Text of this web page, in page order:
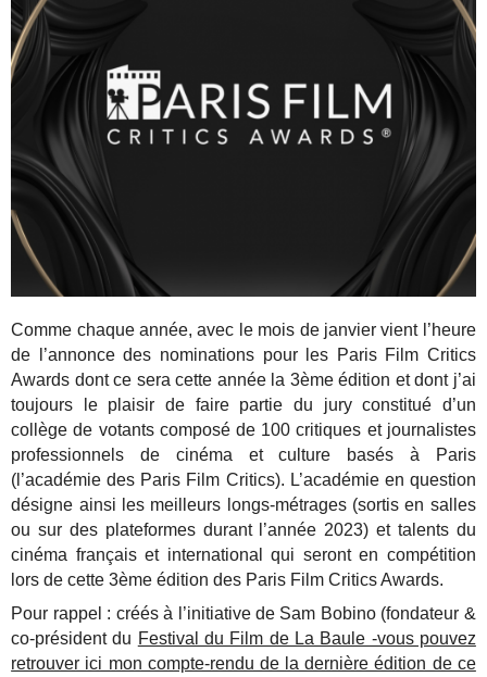
Comme chaque année, avec le mois de janvier vient l’heure
de l’annonce des nominations pour les Paris Film Critics
Awards dont ce sera cette année la 3ème édition et dont j’ai
toujours le plaisir de faire partie du jury constitué d’un
collège de votants composé de 100 critiques et journalistes
professionnels de cinéma et culture basés à Paris
(l’académie des Paris Film Critics). L’académie en question
désigne ainsi les meilleurs longs-métrages (sortis en salles
ou sur des plateformes durant l’année 2023) et talents du
cinéma français et international qui seront en compétition
lors de cette 3ème édition des Paris Film Critics Awards.
Pour rappel : créés à l’initiative de Sam Bobino (fondateur &
co-président du Festival du Film de La Baule -vous pouvez
retrouver ici mon compte-rendu de la dernière édition de ce